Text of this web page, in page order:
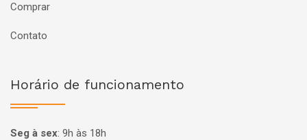
Comprar
Contato
Horário de funcionamento
Seg à sex: 9h às 18h